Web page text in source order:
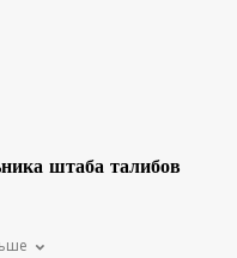
штаба талибов